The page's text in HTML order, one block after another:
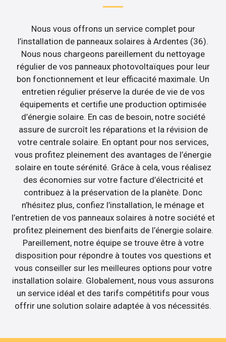
Nous vous offrons un service complet pour
l’installation de panneaux solaires à Ardentes (36).
Nous nous chargeons pareillement du nettoyage
régulier de vos panneaux photovoltaïques pour leur
bon fonctionnement et leur efficacité maximale. Un
entretien régulier préserve la durée de vie de vos
équipements et certifie une production optimisée
d’énergie solaire. En cas de besoin, notre société
assure de surcroît les réparations et la révision de
votre centrale solaire. En optant pour nos services,
vous profitez pleinement des avantages de l’énergie
solaire en toute sérénité. Grâce à cela, vous réalisez
des économies sur votre facture d’électricité et
contribuez à la préservation de la planète. Donc
n’hésitez plus, confiez l’installation, le ménage et
l’entretien de vos panneaux solaires à notre société et
profitez pleinement des bienfaits de l’énergie solaire.
Pareillement, notre équipe se trouve être à votre
disposition pour répondre à toutes vos questions et
vous conseiller sur les meilleures options pour votre
installation solaire. Globalement, nous vous assurons
un service idéal et des tarifs compétitifs pour vous
offrir une solution solaire adaptée à vos nécessités.